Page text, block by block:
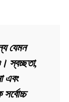
যেমন
স্বচ্ছতা,
এবং